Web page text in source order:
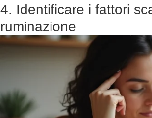
4. Identificare i fattori
ruminazione